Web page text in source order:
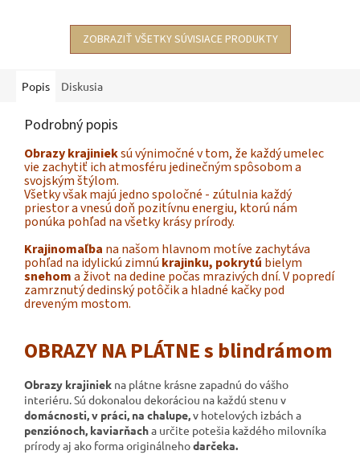
ZOBRAZIŤ VŠETKY SÚVISIACE PRODUKTY
Popis Diskusia
Podrobný popis
Obrazy krajinieksú výnimočné v tom, že každý umelec
vie zachytiť ich atmosféru jedinečným spôsobom a
svojským štýlom.
Všetky však majú jedno spoločné - zútulnia každý
priestor a vnesú doň pozitívnu energiu, ktorú nám
ponúka pohľad na všetky krásy prírody.
Krajinomaľba na našom hlavnom motíve zachytáva
pohľad na idylickú zimnú krajinku, pokrytú bielym
snehoma život na dedine počas mrazivých dní. V popredí
zamrznutý dedinský potôčik a hladné kačky pod
dreveným mostom.
OBRAZY NA PLÁTNE s blindrámom
Obrazy krajiniek na plátne krásne zapadnú do vášho
interiéru. Sú dokonalou dekoráciou na každú stenu v
domácnosti, v práci, na chalupe,v hotelových izbách a
penziónoch, kaviarňacha určite potešia každého milovníka
prírody aj ako forma originálnehodarčeka.